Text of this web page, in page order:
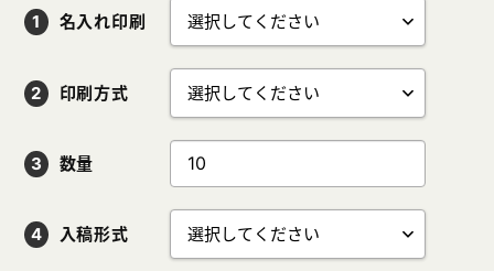
名入れ印刷
印刷方式
数量
入稿形式